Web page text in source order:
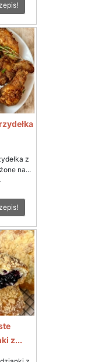
z
na...
z...